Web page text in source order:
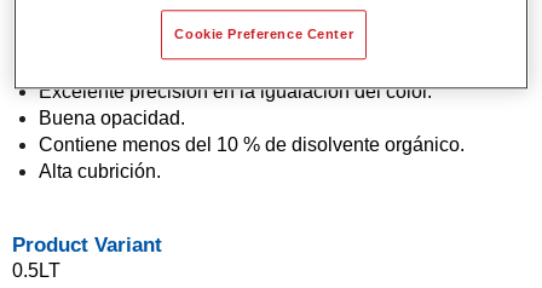
Pintura base agua.
Aplicación en un solo paso (técnica "1 Visit").
Fácil de difuminar.
Excelente precisión en la igualación del color.
Buena opacidad.
Contiene menos del 10 % de disolvente orgánico.
Alta cubrición.
Product Variant
0.5LT
Cookie Preference Center